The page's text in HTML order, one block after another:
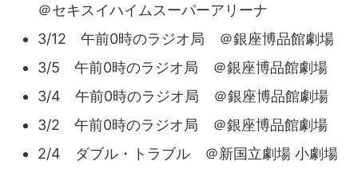
＠セキスイハイムスーパーアリーナ
3/12 午前0時のラジオ局 ＠銀座博品館劇場
3/5 午前0時のラジオ局 ＠銀座博品館劇場
3/4 午前0時のラジオ局 ＠銀座博品館劇場
3/2 午前0時のラジオ局 ＠銀座博品館劇場
2/4 ダブル・トラブル ＠新国立劇場 小劇場